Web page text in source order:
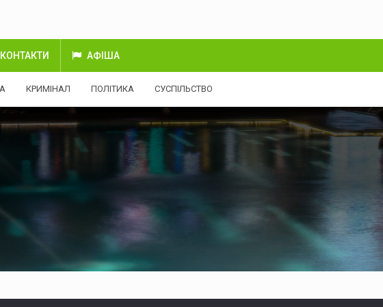
КОНТАКТИ АФІША
КРИМІНАЛ ПОЛІТИКА СУСПІЛЬСТВО